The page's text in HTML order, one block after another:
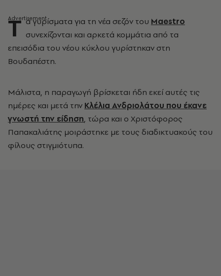
T α γυρίσματα για τη νέα σεζόν του Maestro
συνεχίζονται και αρκετά κομμάτια από τα
επεισόδια του νέου κύκλου γυρίστηκαν στη
Βουδαπέστη.
Μάλιστα, η παραγωγή βρίσκεται ήδη εκεί αυτές τις
ημέρες και μετά την Κλέλια Ανδριολάτου που έκανε
γνωστή την είδηση, τώρα και ο Χριστόφορος
Παπακαλιάτης μοιράστηκε με τους διαδικτυακούς του
φίλους στιγμιότυπα.